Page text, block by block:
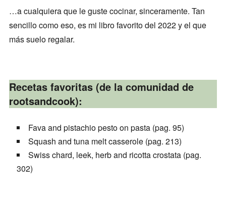
…a cualquiera que le guste cocinar, sinceramente. Tan
sencillo como eso, es mi libro favorito del 2022 y el que
más suelo regalar.
Recetas favoritas (de la comunidad de
rootsandcook):
Fava and pistachio pesto on pasta (pag. 95)
Squash and tuna melt casserole (pag. 213)
Swiss chard, leek, herb and ricotta crostata (pag.
302)